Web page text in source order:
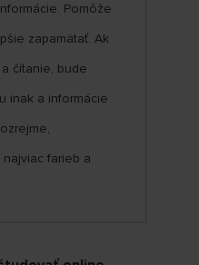
Pomôže
zapamätať. Ak
čítanie, bude
inak a informácie
farieb a